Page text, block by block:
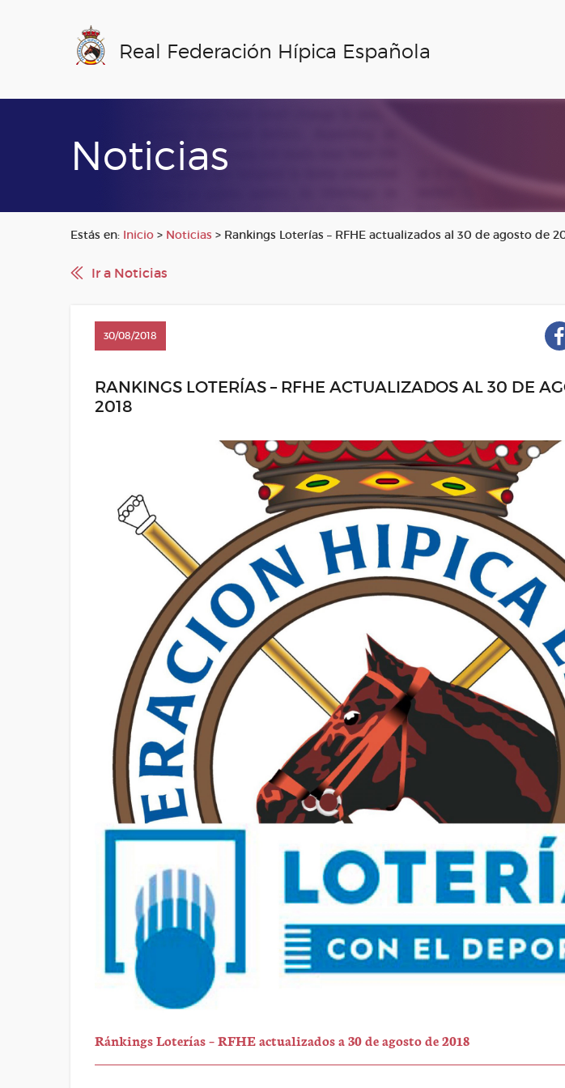
Real Federación Hípica Española
Noticias
Estás en: Inicio > Noticias > Rankings Loterías – RFHE actualizados al 30 de agosto de
Ir a Noticias
30/08/2018
RANKINGS LOTERÍAS – RFHE ACTUALIZADOS AL 30 DE
2018
Ránkings Loterías – RFHE actualizados a 30 de agosto de 2018